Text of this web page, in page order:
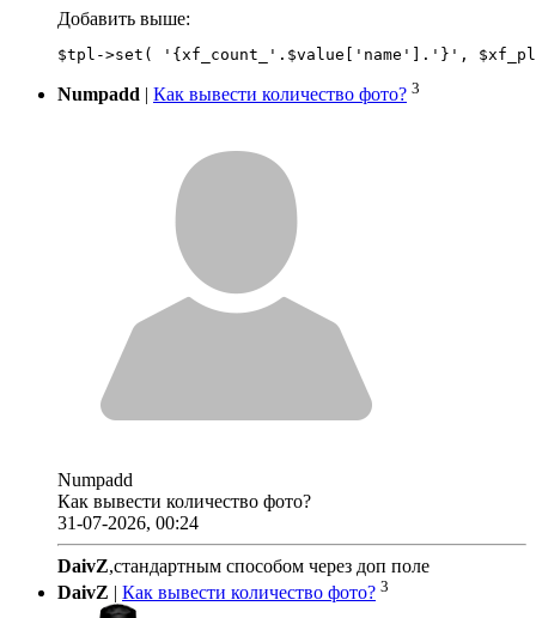
Добавить выше:
Numpadd | Как вывести количество фото? 3
Numpadd
Как вывести количество фото?
31-07-2026, 00:24
DaivZ,стандартным способом через доп поле
DaivZ | Как вывести количество фото? 3